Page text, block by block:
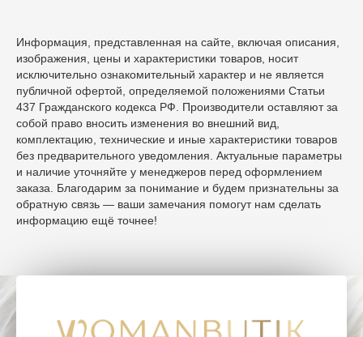
Информация, представленная на сайте, включая описания,
изображения, цены и характеристики товаров, носит
исключительно ознакомительный характер и не является
публичной офертой, определяемой положениями Статьи
437 Гражданского кодекса РФ. Производители оставляют за
собой право вносить изменения во внешний вид,
комплектацию, технические и иные характеристики товаров
без предварительного уведомления. Актуальные параметры
и наличие уточняйте у менеджеров перед оформлением
заказа. Благодарим за понимание и будем признательны за
обратную связь — ваши замечания помогут нам сделать
информацию ещё точнее!
г. Челябинск, Ленина, 50
+7 (351) 266 10 99